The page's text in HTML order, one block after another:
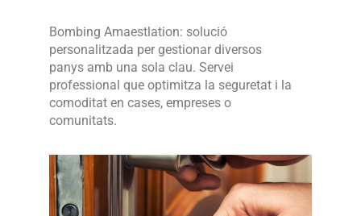
Bombing Amaestlation: solució
personalitzada per gestionar diversos
panys amb una sola clau. Servei
professional que optimitza la seguretat i la
comoditat en cases, empreses o
comunitats.